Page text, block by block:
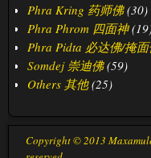
Phra Kring 药师佛 (30)
Phra Phrom 四面神
Phra Pidta 必达佛/掩
Somdej 崇迪佛 (59)
Others 其他 (25)
Copyright © 2013